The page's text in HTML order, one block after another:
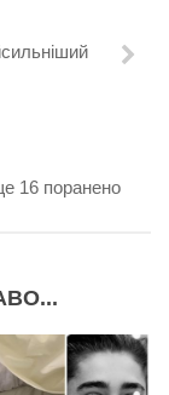
16 поранено